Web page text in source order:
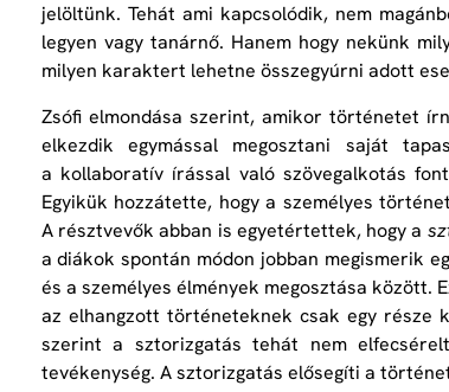
jelöltünk. Tehát ami kapcsolódik, nem
legyen vagy tanárnő. Hanem hogy nekünk
milyen karaktert lehetne összegyúrni adott
Zsófi elmondása szerint, amikor történetet
elkezdik egymással megosztani saját
a kollaboratív írással való szövegalkotás
Egyikük hozzátette, hogy a személyes
A résztvevők abban is egyetértettek, hogy a
a diákok spontán módon jobban megismerik
és a személyes élmények megosztása között.
az elhangzott történeteknek csak egy része
szerint a sztorizgatás tehát nem
tevékenység. A sztorizgatás elősegíti a